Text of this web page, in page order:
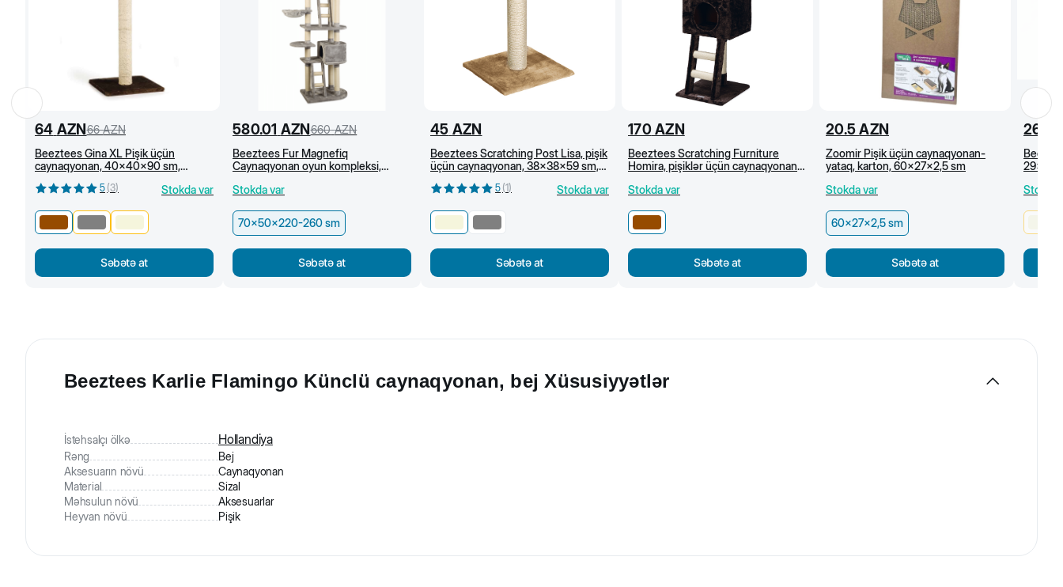
64 AZN66 AZN
Beeztees Gina XL Pişik üçün
caynaqyonan, 40x40x90 sm,
5 (3) Stokda var
Səbətə at
580.01 AZN660 AZN
Beeztees Fur Magnefiq
Caynaqyonan oyun kompleksi,
Stokda var
70x50x220-260 sm
Səbətə at
45 AZN
Beeztees Scratching Post Lisa, pişik
üçün caynaqyonan, 38x38x59 sm,
5 (1) Stokda var
Səbətə at
170 AZN
Beeztees Scratching Furniture
Homira, pişiklər üçün caynaqyonan
Stokda var
Səbətə at
20.5 AZN
Zoomir Pişik üçün caynaqyonan-
yataq, karton, 60x27x2,5 sm
Stokda var
60x27x2,5 sm
Səbətə at
26.5
Stokda
Beeztees Karlie Flamingo Künclü caynaqyonan, bej Xüsusiyyətlər
İstehsalçı ölkə Hollandiya
Rəng
Bej
Aksesuarın növü
Caynaqyonan
Material
Sizal
Məhsulun növü
Aksesuarlar
Heyvan növü
Pişik